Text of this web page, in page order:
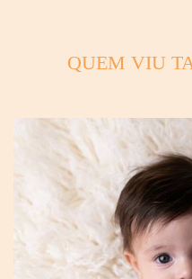
QUEM VIU